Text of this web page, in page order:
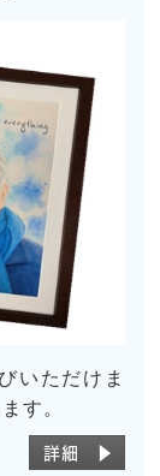
いただけま
す。
詳細 ▶